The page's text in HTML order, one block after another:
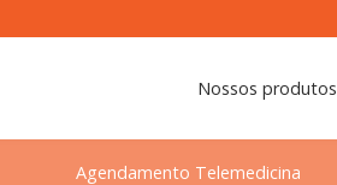
Nossos produtos
Agendamento Telemedicina